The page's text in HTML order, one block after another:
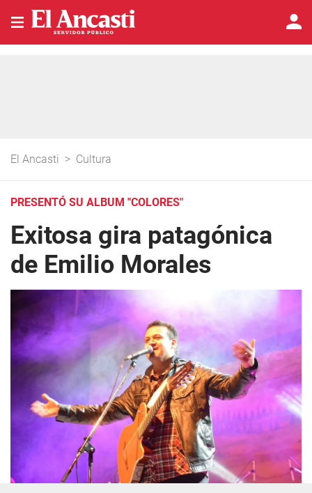
El Ancasti > Cultura
PRESENTÓ SU ALBUM "COLORES"
Exitosa gira patagónica
de Emilio Morales